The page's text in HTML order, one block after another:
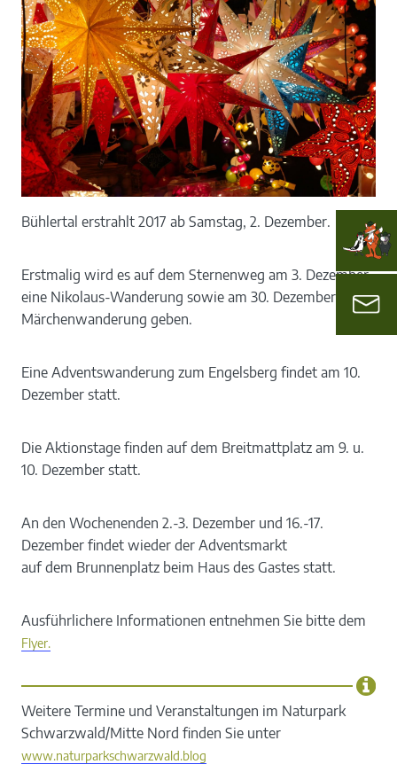
Bühlertal erstrahlt 2017 ab Samstag, 2. Dezember.
Erstmalig wird es auf dem Sternenweg am 3. Dezember
eine Nikolaus-Wanderung sowie am 30. Dezember eine
Märchenwanderung geben.
Eine Adventswanderung zum Engelsberg findet am 10.
Dezember statt.
Die Aktionstage finden auf dem Breitmattplatz am 9. u.
10. Dezember statt.
An den Wochenenden 2.-3. Dezember und 16.-17.
Dezember findet wieder der Adventsmarkt
auf dem Brunnenplatz beim Haus des Gastes statt.
Ausführlichere Informationen entnehmen Sie bitte dem
Flyer.
Weitere Termine und Veranstaltungen im Naturpark
Schwarzwald/Mitte Nord finden Sie unter
www.naturparkschwarzwald.blog